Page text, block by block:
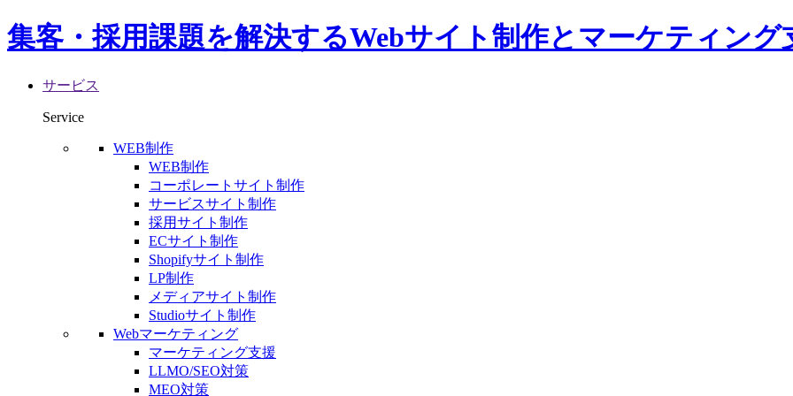
集客・採用課題を解決するWebサイト制作とマーケティング
サービス
Service
WEB制作
WEB制作
コーポレートサイト制作
サービスサイト制作
採用サイト制作
ECサイト制作
Shopifyサイト制作
LP制作
メディアサイト制作
Studioサイト制作
Webマーケティング
マーケティング支援
LLMO/SEO対策
MEO対策